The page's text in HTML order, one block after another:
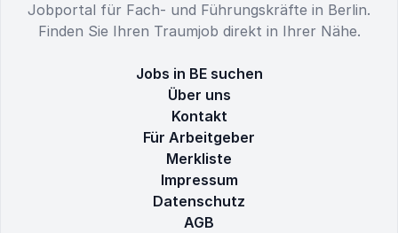
Jobportal für Fach- und Führungskräfte in Berlin.
Finden Sie Ihren Traumjob direkt in Ihrer Nähe.
Jobs in BE suchen
Über uns
Kontakt
Für Arbeitgeber
Merkliste
Impressum
Datenschutz
AGB